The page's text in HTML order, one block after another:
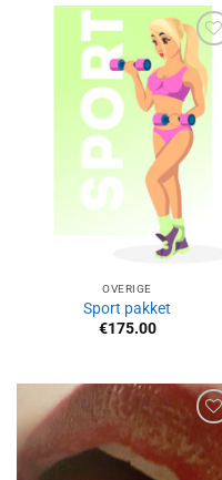
Aan
verlanglijst
toevoegen
OVERIGE
Sport pakket
€175.00
Aan
verlanglijst
toevoegen